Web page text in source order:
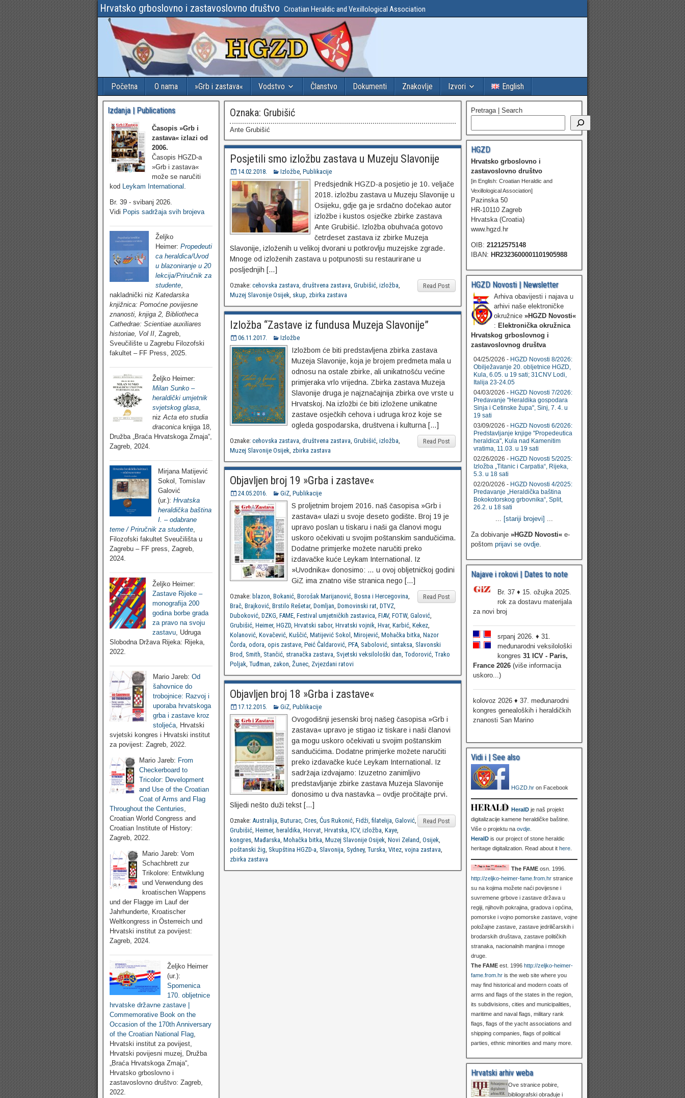
Hrvatsko grboslovno i zastavoslovno društvo Croatian Heraldic and Vexillological Association
Početna O nama »Grb i zastava« Vodstvo Članstvo Dokumenti Znakovlje Izvori English
Oznaka: Grubišić
Ante Grubišić
Posjetili smo izložbu zastava u Muzeju Slavonije
14.02.2018. Izložbe, Publikacije
Predsjednik HGZD-a posjetio je 10. veljače
2018. izložbu zastava u Muzeju Slavonije u
Osijeku, gdje ga je srdačno dočekao autor
izložbe i kustos osječke zbirke zastava
Ante Grubišić. Izložba obuhvaća gotovo
četrdeset zastava iz zbirke Muzeja
Slavonije, izloženih u velikoj dvorani u potkrovlju muzejske zgrade.
Mnoge od izloženih zastava u potpunosti su restaurirane u
posljednjih […]
Read Post
Oznake: cehovska zastava, društvena zastava, Grubišić, izložba,
Muzej Slavonije Osijek, skup, zbirka zastava
Izložba “Zastave iz fundusa Muzeja Slavonije”
06.11.2017. Izložbe
Izložbom će biti predstavljena zbirka zastava
Muzeja Slavonije, koja je brojem predmeta mala u
odnosu na ostale zbirke, ali unikatnošću većine
primjeraka vrlo vrijedna. Zbirka zastava Muzeja
Slavonije druga je najznačajnija zbirka ove vrste u
Hrvatskoj. Na izložbi će biti izložene unikatne
zastave osječkih cehova i udruga kroz koje se
ogleda gospodarska, društvena i kulturna […]
Read Post
Oznake: cehovska zastava, društvena zastava, Grubišić, izložba,
Muzej Slavonije Osijek, zbirka zastava
Objavljen broj 19 »Grba i zastave«
24.05.2016. GiZ, Publikacije
S proljetnim brojem 2016. naš časopisa »Grb i
zastava« ulazi u svoje deseto godište. Broj 19 je
upravo poslan u tiskaru i naši ga članovi mogu
uskoro očekivati u svojim poštanskim sandučićima.
Dodatne primjerke možete naručiti preko
izdavačke kuće Leykam International. Iz
»Uvodnika« donosimo: … u ovoj obljetničkoj godini
GiZ ima znatno više stranica nego […]
Read Post
Oznake: blazon, Bokanić, Borošak Marijanović, Bosna i Hercegovina,
Brač, Brajković, Brstilo Rešetar, Domljan, Domovinski rat, DTVZ,
Duboković, DZKG, FAME, Festival umjetničkih zastavica, FIAV, FOTW, Galović,
Grubišić, Heimer, HGZD, Hrvatski sabor, Hrvatski vojnik, Hvar, Karbić, Kekez,
Kolanović, Kovačević, Kuščić, Matijević Sokol , Mirojević, Mohačka bitka, Nazor
Čorda, odora, opis zastave, Peić Čaldarović, PFA, Sabolović, sintaksa, Slavonski
Brod, Smith, Stančić, stranačka zastava, Svjetski veksilološki dan, Todorović, Trako
Poljak, Tuđman, zakon, Žunec, Zvjezdani ratovi
Objavljen broj 18 »Grba i zastave«
17.12.2015. GiZ, Publikacije
Ovogodišnji jesenski broj našeg časopisa »Grb i
zastava« upravo je stigao iz tiskare i naši članovi
ga mogu uskoro očekivati u svojim poštanskim
sandučićima. Dodatne primjerke možete naručiti
preko izdavačke kuće Leykam International. Iz
sadržaja izdvajamo: Izuzetno zanimljivo
predstavljanje zbirke zastava Muzeja Slavonije
donosimo u dva nastavka – ovdje pročitajte prvi.
Slijedi nešto duži tekst […]
Read Post
Oznake: Australija, Buturac, Cres, Ćus Rukonić, Fidži, filatelija, Galović,
Grubišić, Heimer, heraldika, Horvat, Hrvatska, ICV, izložba, Kaye,
kongres, Mađarska, Mohačka bitka, Muzej Slavonije Osijek, Novi Zeland, Osijek,
poštanski žig, Skupština HGZD-a, Slavonija, Sydney, Turska, Vitez, vojna zastava,
zbirka zastava
Izdanja | Publications
Časopis »Grb i
zastava« izlazi od
2006.
Časopis HGZD-a
»Grb i zastava«
može se naručiti
kod Leykam International
Br. 39 - svibanj 2026.
Vidi Popis sadržaja svih brojeva
Željko
Heimer: Propedeuti
ca heraldica/Uvod
u blazoniranje u 20
lekcija/Priručnik za
studente,
nakladnički niz Katedarska
knjižnica: Pomoćne povijesne
znanosti, knjiga 2, Bibliotheca
Cathedrae: Scientiae auxiliares
historiae, Vol II, Zagreb,
Sveučilište u Zagrebu Filozofski
fakultet – FF Press, 2025.
Željko Heimer:
Milan Sunko –
heraldički umjetnik
svjetskog glasa
niz Acta eto studia
draconica knjiga 18,
Družba „Braća Hrvatskoga Zmaja“,
Zagreb, 2024.
Mirjana Matijević
Sokol, Tomislav
Galović
(ur.): Hrvatska
heraldička baština
I. – odabrane
teme / Priručnik za studente,
Filozofski fakultet Sveučilišta u
Zagrebu – FF press, Zagreb,
2024.
Željko Heimer:
Zastave Rijeke –
monografija 200
godina borbe grada
za pravo na svoju
zastavu, Udruga
Slobodna Država Rijeka: Rijeka,
2022.
Mario Jareb: Od
šahovnice do
trobojnice: Razvoj i
uporaba hrvatskoga
grba i zastave kroz
stoljeća, Hrvatski
svjetski kongres i Hrvatski institut
za povijest: Zagreb, 2022.
Mario Jareb: From
Checkerboard to
Tricolor: Development
and Use of the Croatian
Coat of Arms and Flag
Throughout the Centuries,
Croatian World Congress and
Croatian Institute of History:
Zagreb, 2022.
Mario Jareb: Vom
Schachbrett zur
Trikolore: Entwiklung
und Verwendung des
kroatischen Wappens
und der Flagge im Lauf der
Jahrhunderte, Kroatischer
Weltkongress in Österreich und
Hrvatski institut za povijest:
Zagreb, 2024.
Željko Heimer
(ur.):
Spomenica
170. obljetnice
hrvatske državne zastave |
Commemorative Book on the
Occasion of the 170th Anniversary
of the Croatian National Flag
Hrvatski institut za povijest,
Hrvatski povijesni muzej, Družba
„Braća Hrvatskoga Zmaja“,
Hrvatsko grboslovno i
zastavoslovno društvo: Zagreb,
2022.
Pretraga | Search
HGZD
Hrvatsko grboslovno i
zastavoslovno društvo
[in English: Croatian Heraldic and
Vexillological Association]
Pazinska 50
HR-10110 Zagreb
Hrvatska (Croatia)
www.hgzd.hr
OIB: 21212575148
IBAN: HR2323600001101905988
HGZD Novosti | Newsletter
Arhiva obavijesti i najava u
arhivi naše elektroničke
okružnice »HGZD Novosti«
: Elektronička okružnica
Hrvatskog grboslovnog i
zastavoslovnog društva
04/25/2026 - HGZD Novosti 8/2026:
Obilježavanje 20. obljetnice HGZD,
Kula, 6.05. u 19 sati; 31CNV Lodi,
Italija 23-24.05
04/03/2026 - HGZD Novosti 7/2026:
Predavanje "Heraldika gospodara
Sinja i Cetinske župa", Sinj, 7. 4. u
19 sati
03/09/2026 - HGZD Novosti 6/2026:
Predstavljanje knjige "Propedeutica
heraldica", Kula nad Kamenitim
vratima, 11.03. u 19 sati
02/26/2026 - HGZD Novosti 5/2025:
Izložba „Titanic i Carpatia“, Rijeka,
5.3. u 18 sati
02/20/2026 - HGZD Novosti 4/2025:
Predavanje „Heraldička baština
Bokokotorskog grbovnika“, Split,
26.2. u 18 sati
... [stariji brojevi] ...
Za dobivanje »HGZD Novosti«e-
poštom prijavi se ovdje.
Najave i rokovi | Dates to note
Br. 37 ♦ 15. ožujka 2025.
rok za dostavu materijala
za novi broj
srpanj 2026. ♦ 31.
međunarodni veksilološki
kongres 31 ICV - Paris,
France 2026(više informacija
uskoro...)
kolovoz 2026 ♦ 37. međunarodni
kongres genealoških i heraldičkih
znanosti San Marino
Vidi i | See also
HGZD.hron Facebook
HeralDje naš projekt
digitalizacije kamene heraldičke baštine.
Više o projektu na ovdje.
HeralDis our project of stone heraldic
heritage digitalization. Read about it here.
The FAMEosn. 1996.
http://zeljko-heimer-fame.from.hrstranice
su na kojima možete naći povijesne i
suvremene grbove i zastave država u
regiji, njihovih pokrajina, gradova i općina,
pomorske i vojno pomorske zastave, vojne
položajne zastave, zastave jedriličarskih i
brodarskih društava, zastave političkih
stranaka, nacionalnih manjina i mnoge
druge.
The FAMEest. 1996 http://zeljko-heimer-
fame.from.hris the web site where you
may find historical and modern coats of
arms and flags of the states in the region,
its subdivisions, cities and municipalities,
maritime and naval flags, military rank
flags, flags of the yacht associations and
shipping companies, flags of political
parties, ethnic minorities and many more.
Hrvatski arhiv weba
Ove stranice pobire,
bibliografski obrađuje i